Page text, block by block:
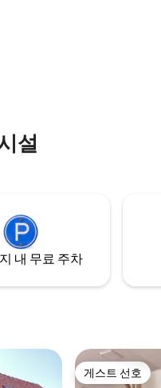
설
내 무료 주차
게스트 선호
게스트 선호